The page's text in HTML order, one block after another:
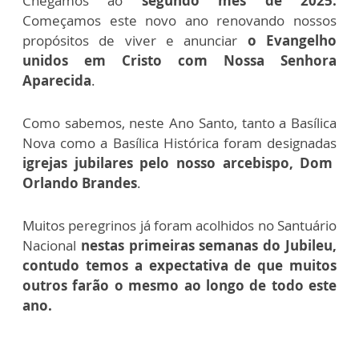
Começamos este novo ano renovando nossos
propósitos de viver e anunciar o Evangelho
unidos em Cristo com Nossa Senhora
Aparecida.
Como sabemos, neste Ano Santo, tanto a Basílica
Nova como a Basílica Histórica foram designadas
igrejas jubilares pelo nosso arcebispo, Dom
Orlando Brandes.
Muitos peregrinos já foram acolhidos no Santuário
Nacional nestas primeiras semanas do Jubileu,
contudo temos a expectativa de que muitos
outros farão o mesmo ao longo de todo este
ano.